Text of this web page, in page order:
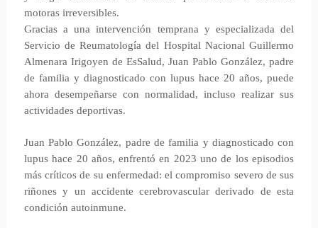
motoras irreversibles.
Gracias a una intervención temprana y especializada del
Servicio de Reumatología del Hospital Nacional Guillermo
Almenara Irigoyen de EsSalud, Juan Pablo González, padre
de familia y diagnosticado con lupus hace 20 años, puede
ahora desempeñarse con normalidad, incluso realizar sus
actividades deportivas.
Juan Pablo González, padre de familia y diagnosticado con
lupus hace 20 años, enfrentó en 2023 uno de los episodios
más críticos de su enfermedad: el compromiso severo de sus
riñones y un accidente cerebrovascular derivado de esta
condición autoinmune.